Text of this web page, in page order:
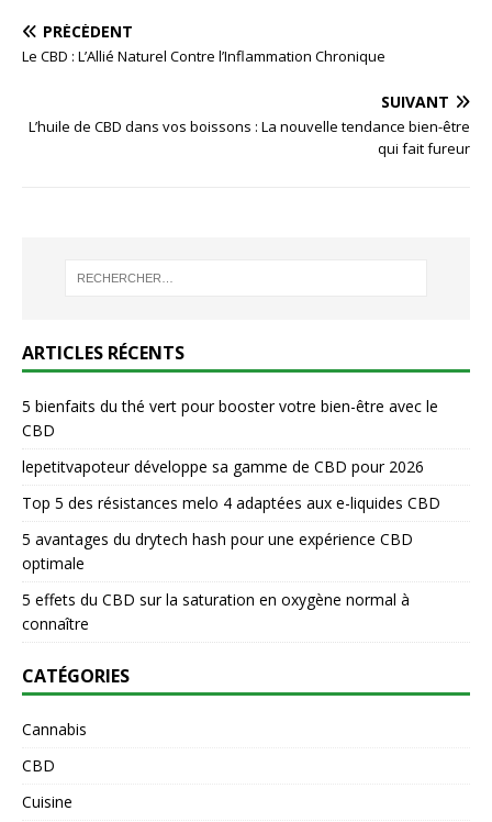
PRÉCÉDENT
Le CBD : L’Allié Naturel Contre l’Inflammation Chronique
SUIVANT
L’huile de CBD dans vos boissons : La nouvelle tendance bien-être
qui fait fureur
ARTICLES RÉCENTS
5 bienfaits du thé vert pour booster votre bien-être avec le
CBD
lepetitvapoteur développe sa gamme de CBD pour 2026
Top 5 des résistances melo 4 adaptées aux e-liquides CBD
5 avantages du drytech hash pour une expérience CBD
optimale
5 effets du CBD sur la saturation en oxygène normal à
connaître
CATÉGORIES
Cannabis
CBD
Cuisine